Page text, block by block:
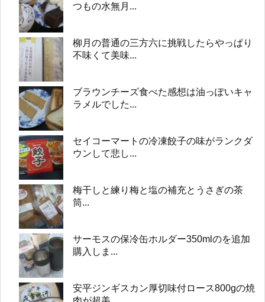
つもの水無月...
柳月の普通の三方六に挑戦したらやっぱり
不味くて美味...
ブラウンチーズ食べた感想は油っぽいキャ
ラメルでした...
セイコーマートの冷凍餃子の味がランクダ
ウンして悲し...
梅干しと練り梅と塩の補充とうさぎの茶
筒...
サーモスの保冷缶ホルダー350mlのを追加
購入しま...
安平ジンギスカン厚切味付ロース800gの焼